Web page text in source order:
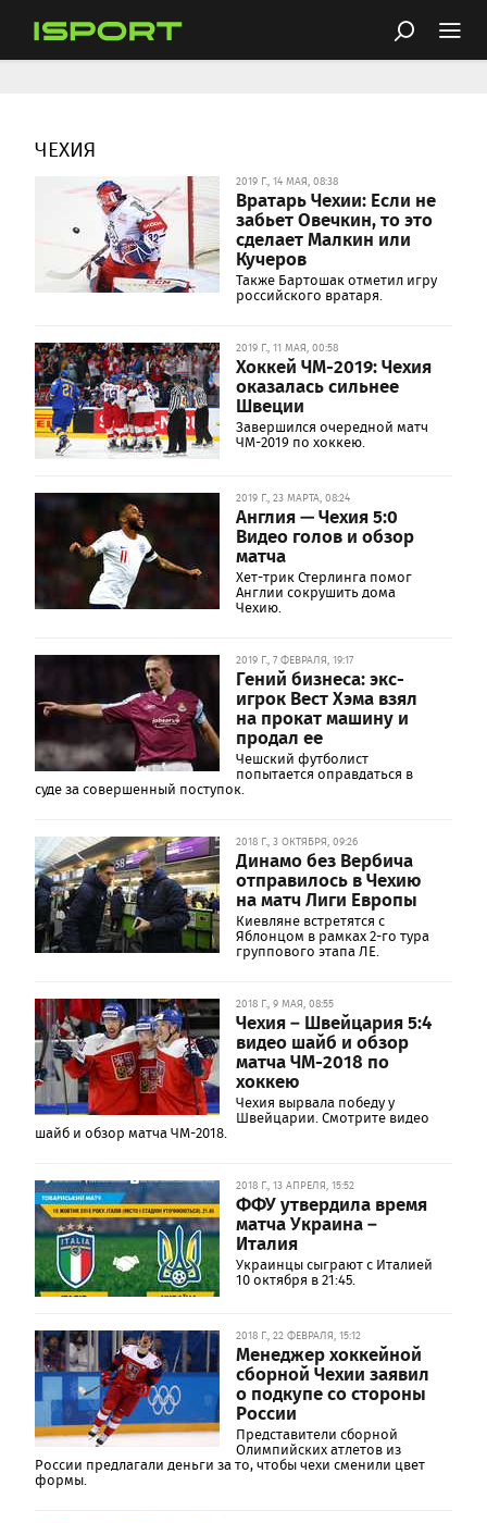
ЧЕХИЯ
2019 Г., 14 МАЯ, 08:38
Вратарь Чехии: Если не
забьет Овечкин, то это
сделает Малкин или
Кучеров
Также Бартошак отметил игру
российского вратаря.
2019 Г., 11 МАЯ, 00:58
Хоккей ЧМ-2019: Чехия
оказалась сильнее
Швеции
Завершился очередной матч
ЧМ-2019 по хоккею.
2019 Г., 23 МАРТА, 08:24
Англия — Чехия 5:0
Видео голов и обзор
матча
Хет-трик Стерлинга помог
Англии сокрушить дома
Чехию.
2019 Г., 7 ФЕВРАЛЯ, 19:17
Гений бизнеса: экс-
игрок Вест Хэма взял
на прокат машину и
продал ее
Чешский футболист
попытается оправдаться в
суде за совершенный поступок.
2018 Г., 3 ОКТЯБРЯ, 09:26
Динамо без Вербича
отправилось в Чехию
на матч Лиги Европы
Киевляне встретятся с
Яблонцом в рамках 2-го тура
группового этапа ЛЕ.
2018 Г., 9 МАЯ, 08:55
Чехия – Швейцария 5:4
видео шайб и обзор
матча ЧМ-2018 по
хоккею
Чехия вырвала победу у
Швейцарии. Смотрите видео
шайб и обзор матча ЧМ-2018.
2018 Г., 13 АПРЕЛЯ, 15:52
ФФУ утвердила время
матча Украина –
Италия
Украинцы сыграют с Италией
10 октября в 21:45.
2018 Г., 22 ФЕВРАЛЯ, 15:12
Менеджер хоккейной
сборной Чехии заявил
о подкупе со стороны
России
Представители сборной
Олимпийских атлетов из
России предлагали деньги за то, чтобы чехи сменили цвет
формы.